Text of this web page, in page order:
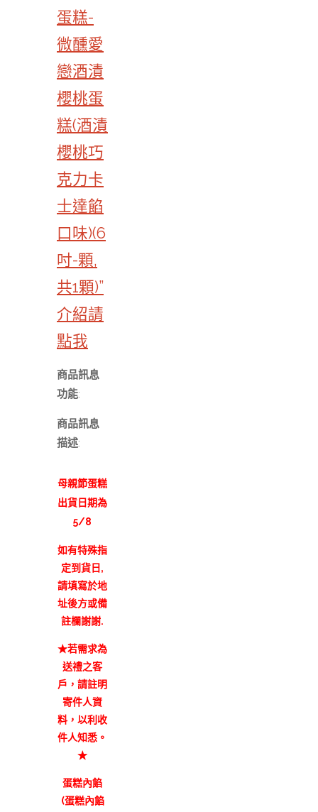
蛋糕-
微醺愛
戀酒漬
櫻桃蛋
糕(酒漬
櫻桃巧
克力卡
士達餡
口味)(6
吋-顆,
共1顆)”
介紹請
點我
商品訊息
功能:
商品訊息
描述:
母親節蛋糕
出貨日期為
5/8
如有特殊指
定到貨日,
請填寫於地
址後方或備
註欄謝謝.
★若需求為
送禮之客
戶，請註明
寄件人資
料，以利收
件人知悉。
★
蛋糕內餡
(蛋糕內餡